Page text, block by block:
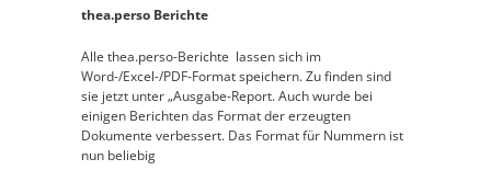
thea.perso Berichte
Alle thea.perso-Berichte lassen sich im
Word-/Excel-/PDF-Format speichern. Zu finden sind
sie jetzt unter „Ausgabe-Report. Auch wurde bei
einigen Berichten das Format der erzeugten
Dokumente verbessert. Das Format für Nummern ist
nun beliebig